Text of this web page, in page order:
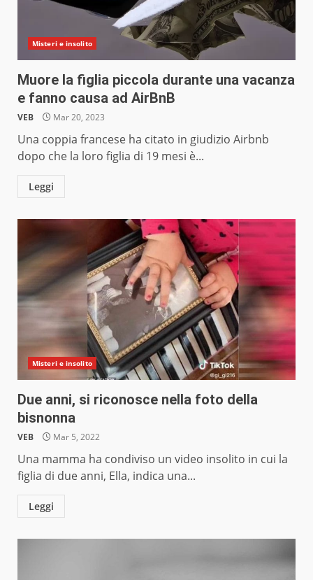
Misteri e insolito
Muore la figlia piccola durante una vacanza
e fanno causa ad AirBnB
VEB Mar 20, 2023
Una coppia francese ha citato in giudizio Airbnb
dopo che la loro figlia di 19 mesi è...
Leggi
Misteri e insolito
Due anni, si riconosce nella foto della
bisnonna
VEB Mar 5, 2022
Una mamma ha condiviso un video insolito in cui la
figlia di due anni, Ella, indica una...
Leggi